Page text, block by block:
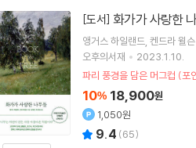
[도서] 화가가 사랑한
앵거스 하일랜드 켄드라 윌슨
오후의서재
2023.1.10.
파리 풍경을 담은 머그컵 (포
10% 18,900원
1,050원
9.4 (65)